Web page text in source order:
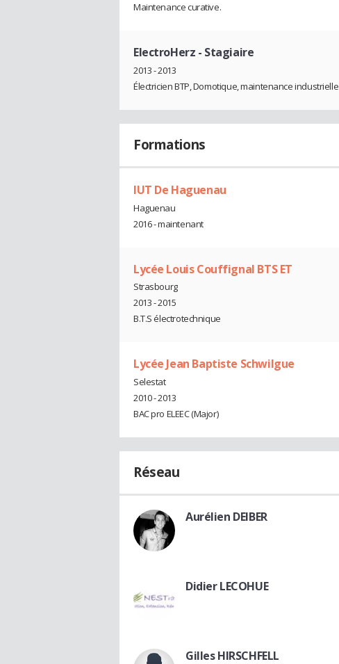
Maintenance curative.
ElectroHerz - Stagiaire
2013 - 2013
Électricien BTP, Domotique, maintenance industrielle
Formations
IUT De Haguenau
Haguenau
2016 - maintenant
Lycée Louis Couffignal BTS ET
Strasbourg
2013 - 2015
B.T.S électrotechnique
Lycée Jean Baptiste Schwilgue
Selestat
2010 - 2013
BAC pro ELEEC (Major)
Réseau
Aurélien DEIBER
Didier LECOHUE
Gilles HIRSCHFELL